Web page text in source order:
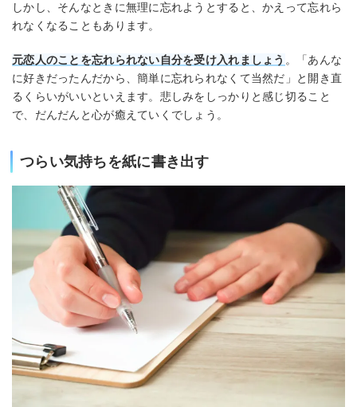
しかし、そんなときに無理に忘れようとすると、かえって忘れら
れなくなることもあります。
元恋人のことを忘れられない自分を受け入れましょう 。「あんな
に好きだったんだから、簡単に忘れられなくて当然だ」と開き直
るくらいがいいといえます。悲しみをしっかりと感じ切ること
で、だんだんと心が癒えていくでしょう。
つらい気持ちを紙に書き出す